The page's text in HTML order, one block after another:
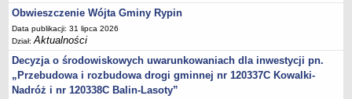
Jednostki organizacyjne, GOPS, Instytucja kultury, OSP
Jednostki pomocnicze - sołectwa
Plan pracy komisji rewizyjnej
Sesje Rady Gminy Rypin
PRAWO LOKALNE
Obwieszczenie Wójta Gminy Rypin
Data publikacji: 31 lipca 2026
Dział:Aktualności
Decyzja o środowiskowych uwarunkowaniach dla inwestycji pn.
„Przebudowa i rozbudowa drogi gminnej nr 120337C Kowalki-
Nadróż i nr 120338C Balin-Lasoty”